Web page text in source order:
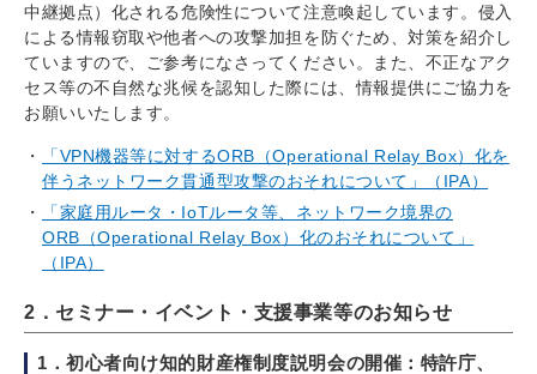
中継拠点）化される危険性について注意喚起しています。侵入
による情報窃取や他者への攻撃加担を防ぐため、対策を紹介し
ていますので、ご参考になさってください。また、不正なアク
セス等の不自然な兆候を認知した際には、情報提供にご協力を
お願いいたします。
「VPN機器等に対するORB（Operational Relay Box）化を
伴うネットワーク貫通型攻撃のおそれについて」（IPA）
「家庭用ルータ・IoTルータ等、ネットワーク境界の
ORB（Operational Relay Box）化のおそれについて」
（IPA）
2．セミナー・イベント・支援事業等のお知らせ
1．初心者向け知的財産権制度説明会の開催：特許庁、